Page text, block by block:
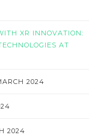
XR INNOVATION:
AT
2024
2024